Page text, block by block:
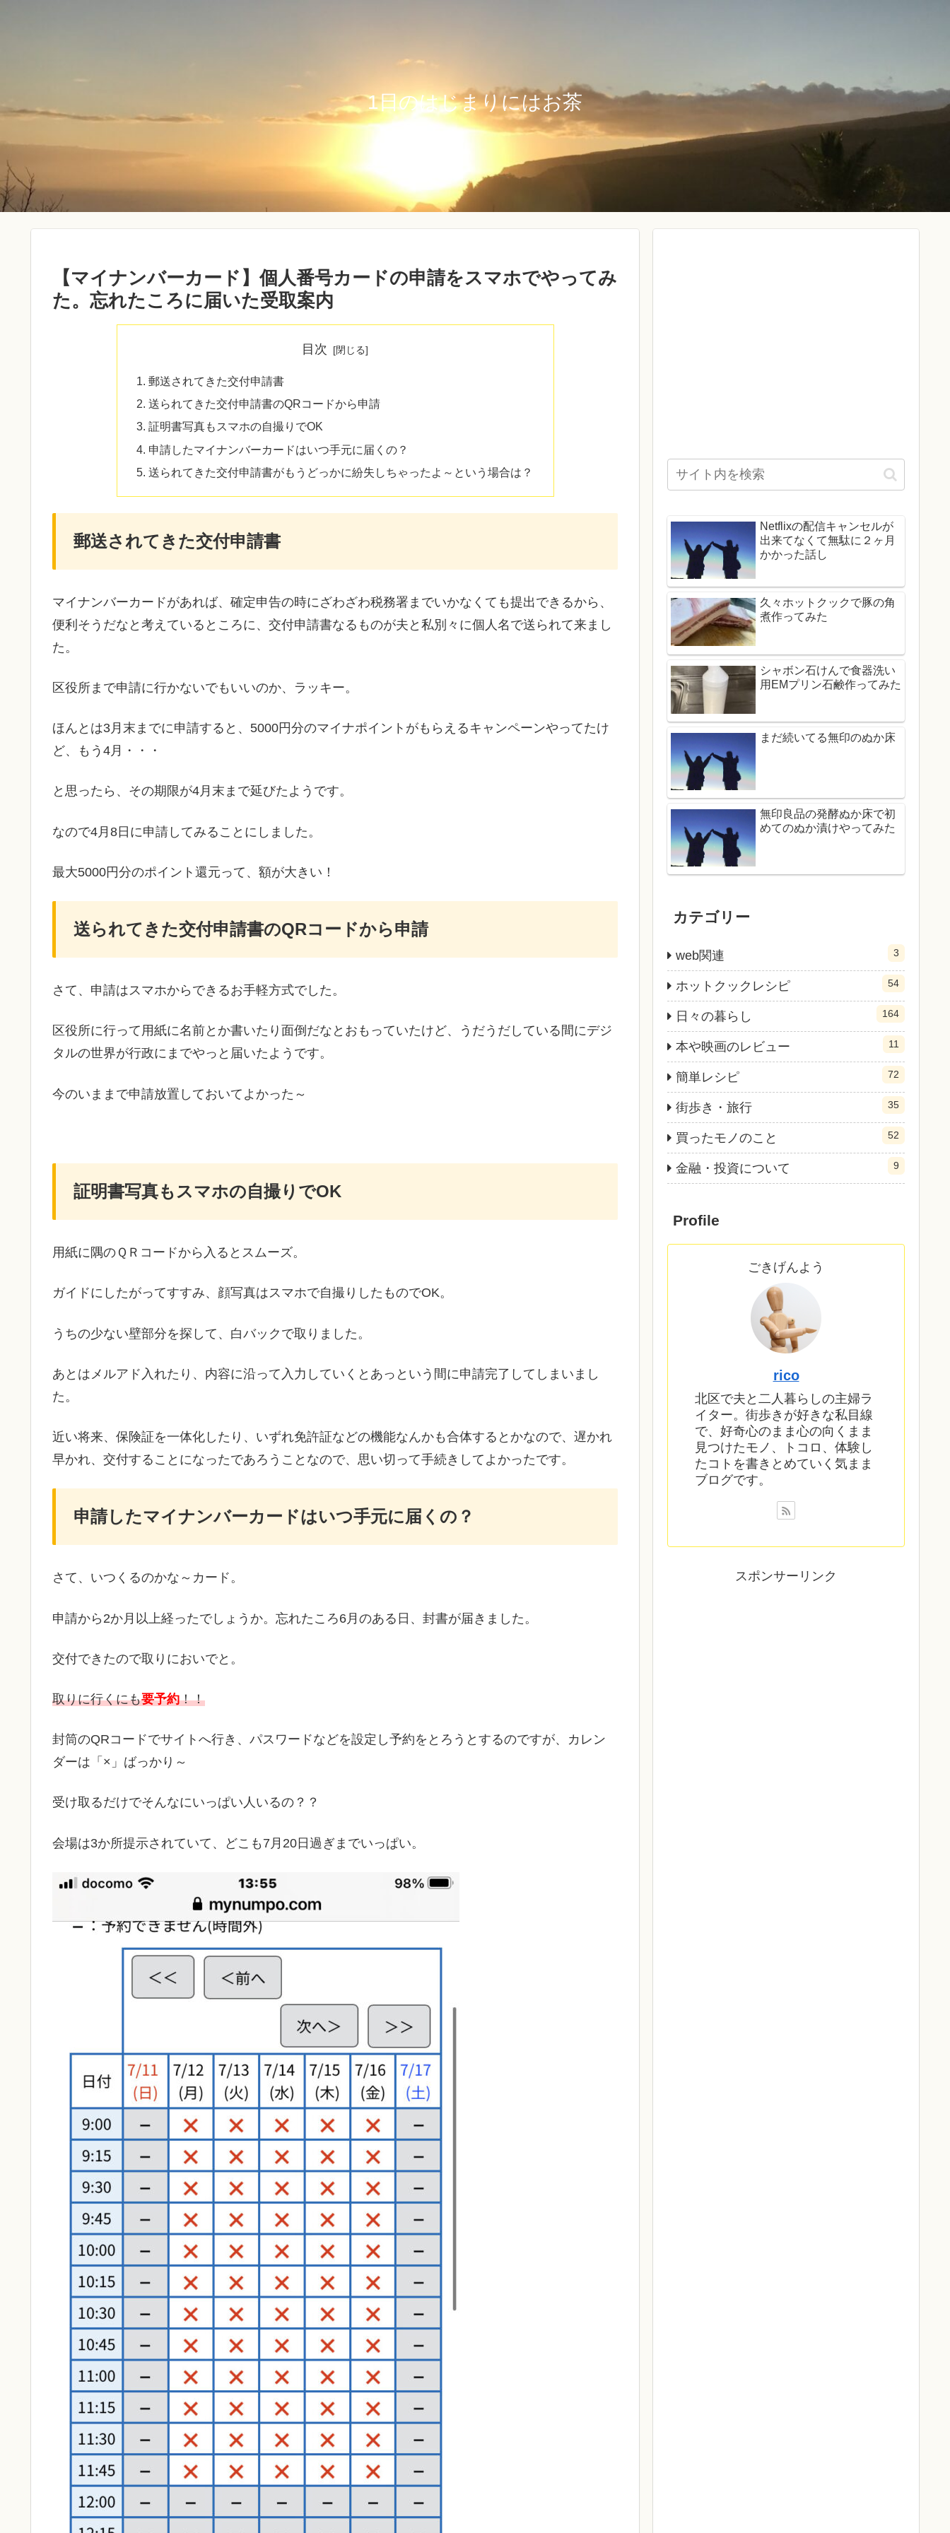
1日のはじまりにはお茶
【マイナンバーカード】個人番号カードの申請をスマホでやってみ
た。忘れたころに届いた受取案内
目次
郵送されてきた交付申請書
送られてきた交付申請書のQRコードから申請
証明書写真もスマホの自撮りでOK
申請したマイナンバーカードはいつ手元に届くの？
送られてきた交付申請書がもうどっかに紛失しちゃったよ～という場合は？
郵送されてきた交付申請書
マイナンバーカードがあれば、確定申告の時にざわざわ税務署までいかなくても提出できるから、
便利そうだなと考えているところに、交付申請書なるものが夫と私別々に個人名で送られて来まし
た。
区役所まで申請に行かないでもいいのか、ラッキー。
ほんとは3月末までに申請すると、5000円分のマイナポイントがもらえるキャンペーンやってたけ
ど、もう4月・・・
と思ったら、その期限が4月末まで延びたようです。
なので4月8日に申請してみることにしました。
最大5000円分のポイント還元って、額が大きい！
送られてきた交付申請書のQRコードから申請
さて、申請はスマホからできるお手軽方式でした。
区役所に行って用紙に名前とか書いたり面倒だなとおもっていたけど、うだうだしている間にデジ
タルの世界が行政にまでやっと届いたようです。
今のいままで申請放置しておいてよかった～
証明書写真もスマホの自撮りでOK
用紙に隅のＱＲコードから入るとスムーズ。
ガイドにしたがってすすみ、顔写真はスマホで自撮りしたものでOK。
うちの少ない壁部分を探して、白バックで取りました。
あとはメルアド入れたり、内容に沿って入力していくとあっという間に申請完了してしまいまし
た。
近い将来、保険証を一体化したり、いずれ免許証などの機能なんかも合体するとかなので、遅かれ
早かれ、交付することになったであろうことなので、思い切って手続きしてよかったです。
申請したマイナンバーカードはいつ手元に届くの？
さて、いつくるのかな～カード。
申請から2か月以上経ったでしょうか。忘れたころ6月のある日、封書が届きました。
交付できたので取りにおいでと。
取りに行くにも要予約！！
封筒のQRコードでサイトへ行き、パスワードなどを設定し予約をとろうとするのですが、カレン
ダーは「×」ばっかり～
受け取るだけでそんなにいっぱい人いるの？？
会場は3か所提示されていて、どこも7月20日過ぎまでいっぱい。
Netflixの配信キャンセルが
出来てなくて無駄に２ヶ月
かかった話し
久々ホットクックで豚の角
煮作ってみた
シャボン石けんで食器洗い
用EMプリン石鹸作ってみた
まだ続いてる無印のぬか床
無印良品の発酵ぬか床で初
めてのぬか漬けやってみた
カテゴリー
web関連 3
ホットクックレシピ 54
日々の暮らし 164
本や映画のレビュー 11
簡単レシピ 72
街歩き・旅行 35
買ったモノのこと 52
金融・投資について 9
Profile
ごきげんよう
rico
北区で夫と二人暮らしの主婦ラ
イター。街歩きが好きな私目線
で、好奇心のまま心の向くまま
見つけたモノ、トコロ、体験し
たコトを書きとめていく気まま
ブログです。
スポンサーリンク